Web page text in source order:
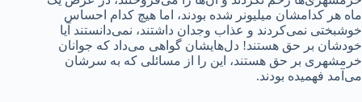
ماه هر کدامشان میلیونر شده بودند، اما هیچ کدام احساس
خوشبختی نمی‌کردند و عذاب وجدان داشتند، نمی‌دانستند آیا
خودشان بر حق هستند! دل‌هایشان گواهی می‌داد که جوانان
خرمشهری بر حق هستند، این را از مسائلی که به سرشان
می‌آمد فهمیده بودند.